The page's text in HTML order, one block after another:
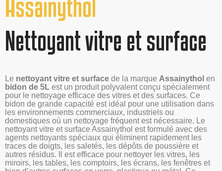
Assainythol
Nettoyant vitre et surface
Le nettoyant vitre et surface de la marque Assainythol en
bidon de 5L est un produit polyvalent conçu spécialement
pour le nettoyage efficace des vitres et des surfaces. Ce
bidon de grande capacité est idéal pour une utilisation dans
les environnements commerciaux, industriels ou
domestiques où un nettoyage fréquent est nécessaire. Le
nettoyant vitre et surface Assainythol est formulé avec des
agents nettoyants spéciaux qui éliminent rapidement les
traces de doigts, les saletés, les dépôts de poussière et
autres résidus. Il est efficace pour nettoyer les vitres, les
miroirs, les tables, les comptoirs, les écrans, les fenêtres et